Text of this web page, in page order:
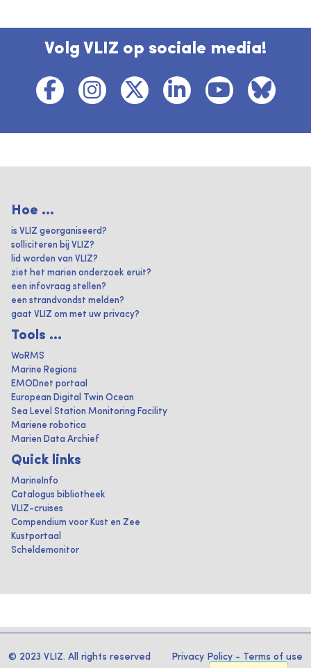
Volg VLIZ op sociale media!
Hoe ...
is VLIZ georganiseerd?
solliciteren bij VLIZ?
lid worden van VLIZ?
ziet het marien onderzoek eruit?
een infovraag stellen?
een strandvondst melden?
gaat VLIZ om met uw privacy?
Tools ...
WoRMS
Marine Regions
EMODnet portaal
European Digital Twin Ocean
Sea Level Station Monitoring Facility
Mariene robotica
Marien Data Archief
Quick links
MarineInfo
Catalogus bibliotheek
VLIZ-cruises
Compendium voor Kust en Zee
Kustportaal
Scheldemonitor
© 2023 VLIZ. All rights reserved Privacy Policy - Terms of use